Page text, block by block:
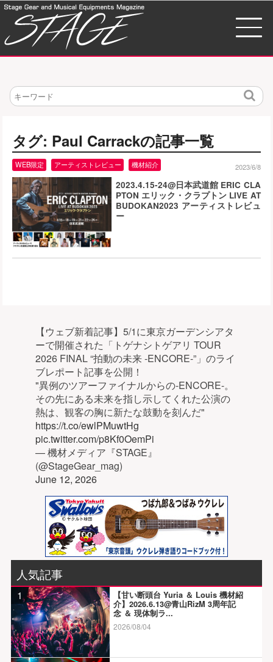
検
タグ: Paul Carrackの記事一覧
2023.4.15-24@日本武道館 ERIC CLA
PTON エリック・クラプトン LIVE AT
BUDOKAN2023 アーティストレビュ
ー
WEB限定 アーティストレビュー 機材紹介 2023/6/8
【ウェブ新着記事】5/1に東京ガーデンシアタ
ーで開催された「トゲナシトゲアリ TOUR
2026 FINAL “拍動の未来 -ENCORE-”」のライ
ブレポート記事を公開！
"異例のツアーファイナルからの-ENCORE-。
その先にある未来を指し示してくれた公演の
熱は、観客の胸に新たな鼓動を刻んだ"
https://t.co/ewlPMuwtHg
pic.twitter.com/p8Kf0OemPi
— 機材メディア『STAGE』
(@StageGear_mag)
June 12, 2026
人気記事
1
【甘い断頭台 Yuria ＆ Louis 機材紹
介】2026.6.13@青山RizM 3周年記
念 ＆ 現体制ラ...
2026/08/04